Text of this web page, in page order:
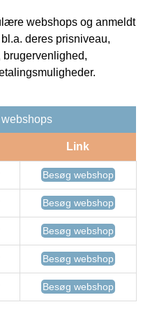
webshops og anmeldt
deres prisniveau,
Link
Besøg webshop
Besøg webshop
Besøg webshop
Besøg webshop
Besøg webshop